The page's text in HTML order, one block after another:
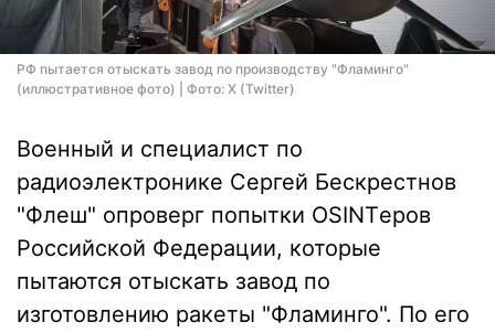
РФ пытается отыскать завод по производству "Фламинго"
(иллюстративное фото) | Фото: X (Twitter)
Военный и специалист по
радиоэлектронике Сергей Бескрестнов
"Флеш" опроверг попытки OSINTеров
Российской Федерации, которые
пытаются отыскать завод по
изготовлению ракеты "Фламинго". По его